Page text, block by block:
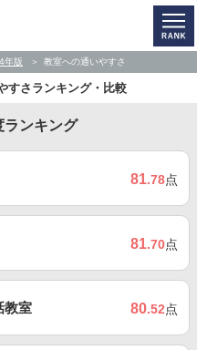
年版 教室への通いやすさ
すさランキング・比較
ランキング
81.78点
81.70点
教室 80.52点